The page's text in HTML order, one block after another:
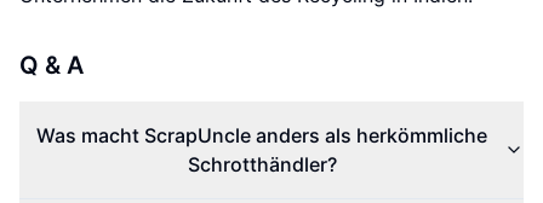
Q & A
Was macht ScrapUncle anders als herkömmliche
Schrotthändler?